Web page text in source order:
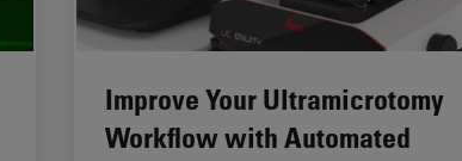
Improve Your Ultramicrotomy
Workflow with Automated